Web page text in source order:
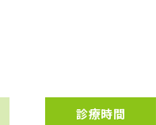
診療時間